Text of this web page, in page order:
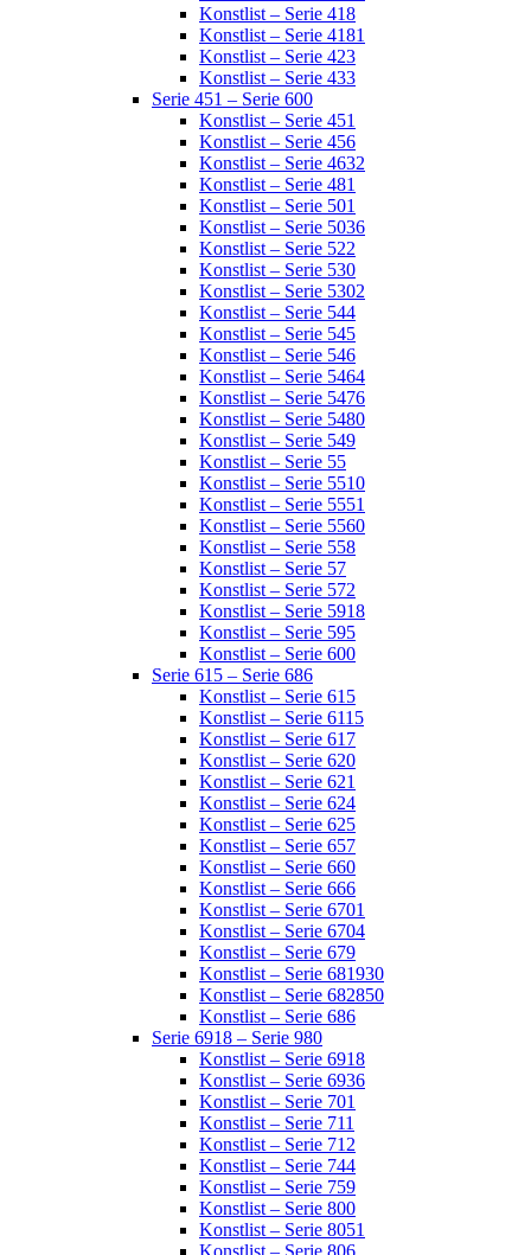
Konstlist – Serie 418
Konstlist – Serie 4181
Konstlist – Serie 423
Konstlist – Serie 433
Serie 451 – Serie 600
Konstlist – Serie 451
Konstlist – Serie 456
Konstlist – Serie 4632
Konstlist – Serie 481
Konstlist – Serie 501
Konstlist – Serie 5036
Konstlist – Serie 522
Konstlist – Serie 530
Konstlist – Serie 5302
Konstlist – Serie 544
Konstlist – Serie 545
Konstlist – Serie 546
Konstlist – Serie 5464
Konstlist – Serie 5476
Konstlist – Serie 5480
Konstlist – Serie 549
Konstlist – Serie 55
Konstlist – Serie 5510
Konstlist – Serie 5551
Konstlist – Serie 5560
Konstlist – Serie 558
Konstlist – Serie 57
Konstlist – Serie 572
Konstlist – Serie 5918
Konstlist – Serie 595
Konstlist – Serie 600
Serie 615 – Serie 686
Konstlist – Serie 615
Konstlist – Serie 6115
Konstlist – Serie 617
Konstlist – Serie 620
Konstlist – Serie 621
Konstlist – Serie 624
Konstlist – Serie 625
Konstlist – Serie 657
Konstlist – Serie 660
Konstlist – Serie 666
Konstlist – Serie 6701
Konstlist – Serie 6704
Konstlist – Serie 679
Konstlist – Serie 681930
Konstlist – Serie 682850
Konstlist – Serie 686
Serie 6918 – Serie 980
Konstlist – Serie 6918
Konstlist – Serie 6936
Konstlist – Serie 701
Konstlist – Serie 711
Konstlist – Serie 712
Konstlist – Serie 744
Konstlist – Serie 759
Konstlist – Serie 800
Konstlist – Serie 8051
Konstlist – Serie 806